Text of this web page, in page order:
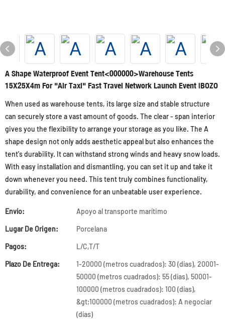
A Shape Waterproof Event Tent<000000>Warehouse Tents
15X25X4m For "Air Taxi" Fast Travel Network Launch Event |BOZO
When used as warehouse tents, its large size and stable structure
can securely store a vast amount of goods. The clear - span interior
gives you the flexibility to arrange your storage as you like. The A
shape design not only adds aesthetic appeal but also enhances the
tent's durability. It can withstand strong winds and heavy snow loads.
With easy installation and dismantling, you can set it up and take it
down whenever you need. This tent truly combines functionality,
durability, and convenience for an unbeatable user experience.
Envío: Apoyo al transporte marítimo
Lugar De Origen: Porcelana
Pagos: L/C,T/T
Plazo De Entrega:
1-20000 (metros cuadrados): 30 (días), 20001-
50000 (metros cuadrados): 55 (días), 50001-
100000 (metros cuadrados): 100 (días),
&gt;100000 (metros cuadrados): A negociar
(días)